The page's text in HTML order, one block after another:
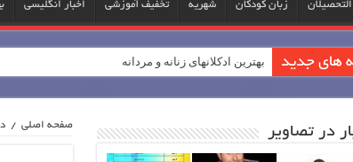
زبان کودکان شهریه تخفیف آموزشی اخبار انگلیسی
های جدید بهترین ادکلانهای زنانه و مردانه
صفحه اصلی / در تصاویر